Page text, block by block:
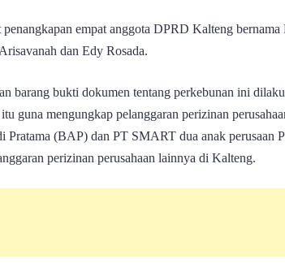
empat anggota DPRD Kalteng bernama
dan Edy Rosada.
barang bukti dokumen tentang perkebunan ini
guna mengungkap pelanggaran perizinan
Pratama (BAP) dan PT SMART dua anak perusaan
perizinan perusahaan lainnya di Kalteng.